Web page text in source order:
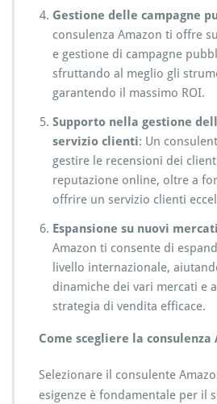
Gestione delle campagne
consulenza Amazon ti offre
e gestione di campagne
sfruttando al meglio gli
garantendo il massimo ROI.
Supporto nella gestione
servizio clienti: Un
gestire le recensioni dei
reputazione online, oltre a
offrire un servizio clienti
Espansione su nuovi mercati
Amazon ti consente di
livello internazionale,
dinamiche dei vari mercati e
strategia di vendita efficace.
Come scegliere la consulenza
Selezionare il consulente
esigenze è fondamentale per il